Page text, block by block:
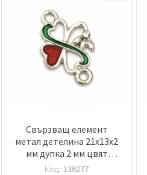
Настройки
бисквитките
Свързващ елемент
метал детелина 21x13x2
мм дупка 2 мм цвят
сребро -5 броя
Код: 136277